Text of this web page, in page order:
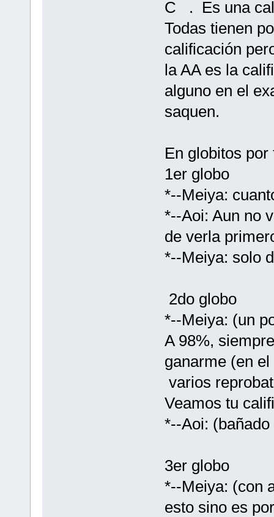
C . Es una
Todas tienen
calificación
la AA es la
alguno en el
saquen.
En globitos
1er globo
*--Meiya:
*--Aoi: Aun no
de verla
*--Meiya: solo
2do globo
*--Meiya: (un
A 98%,
ganarme (en
varios
Veamos tu
*--Aoi:
3er globo
*--Meiya: (con
esto sino es